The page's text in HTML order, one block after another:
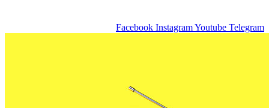
Facebook InstagramYoutube Telegram